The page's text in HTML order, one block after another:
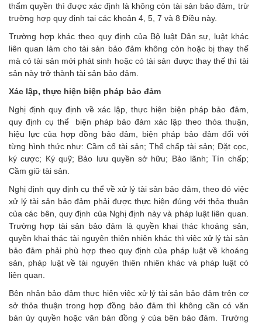
thẩm quyền thì được xác định là không còn tài sản bảo đảm, trừ
trường hợp quy định tại các khoản 4, 5, 7 và 8 Điều này.
Trường hợp khác theo quy định của Bộ luật Dân sự, luật khác
liên quan làm cho tài sản bảo đảm không còn hoặc bị thay thế
mà có tài sản mới phát sinh hoặc có tài sản được thay thế thì tài
sản này trở thành tài sản bảo đảm.
Xác lập, thực hiện biện pháp bảo đảm
Nghị định quy định về xác lập, thực hiện biện pháp bảo đảm,
quy định cụ thể biện pháp bảo đảm xác lập theo thỏa thuận,
hiệu lực của hợp đồng bảo đảm, biện pháp bảo đảm đối với
từng hình thức như: Cầm cố tài sản; Thế chấp tài sản; Đặt cọc,
ký cược; Ký quỹ; Bảo lưu quyền sở hữu; Bảo lãnh; Tín chấp;
Cầm giữ tài sản.
Nghị định quy định cụ thể về xử lý tài sản bảo đảm, theo đó việc
xử lý tài sản bảo đảm phải được thực hiện đúng với thỏa thuận
của các bên, quy định của Nghị định này và pháp luật liên quan.
Trường hợp tài sản bảo đảm là quyền khai thác khoáng sản,
quyền khai thác tài nguyên thiên nhiên khác thì việc xử lý tài sản
bảo đảm phải phù hợp theo quy định của pháp luật về khoáng
sản, pháp luật về tài nguyên thiên nhiên khác và pháp luật có
liên quan.
Bên nhận bảo đảm thực hiện việc xử lý tài sản bảo đảm trên cơ
sở thỏa thuận trong hợp đồng bảo đảm thì không cần có văn
bản ủy quyền hoặc văn bản đồng ý của bên bảo đảm. Trường